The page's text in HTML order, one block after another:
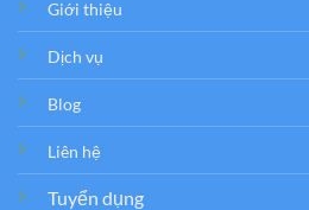
Giới thiệu
Dịch vụ
Blog
Liên hệ
Tuyển dụng